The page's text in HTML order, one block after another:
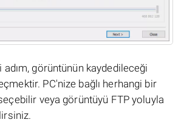
adım, görüntünün kaydedileceği
PC'nize bağlı herhangi bir
veya görüntüyü FTP yoluyla